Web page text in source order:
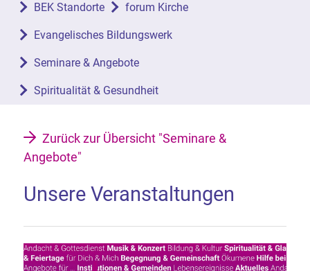
BEK Standorte forum Kirche
Evangelisches Bildungswerk
Seminare & Angebote
Spiritualität & Gesundheit
Zurück zur Übersicht "Seminare &
Angebote"
Unsere Veranstaltungen